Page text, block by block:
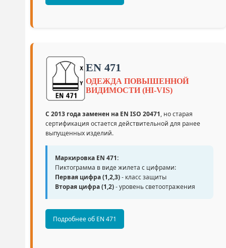
EN 471
ОДЕЖДА ПОВЫШЕННОЙ
ВИДИМОСТИ (HI-VIS)
С 2013 года заменен на EN ISO 20471, но старая
сертификация остается действительной для ранее
выпущенных изделий.
Маркировка EN 471:
Пиктограмма в виде жилета с цифрами:
Первая цифра (1,2,3)- класс защиты
Вторая цифра (1,2)- уровень светоотражения
Подробнее об EN 471